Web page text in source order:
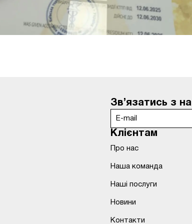
Зв’язатись з
Клієнтам
Про нас
Наша команда
Наші послуги
Новини
Контакти